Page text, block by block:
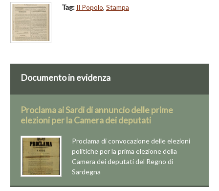
Tag: Il Popolo, Stampa
Documento in evidenza
Proclama ai Sardi di annuncio delle prime
elezioni per la Camera dei deputati
Proclama di convocazione delle elezioni
politiche per la prima elezione della
Camera dei deputati del Regno di
Sardegna